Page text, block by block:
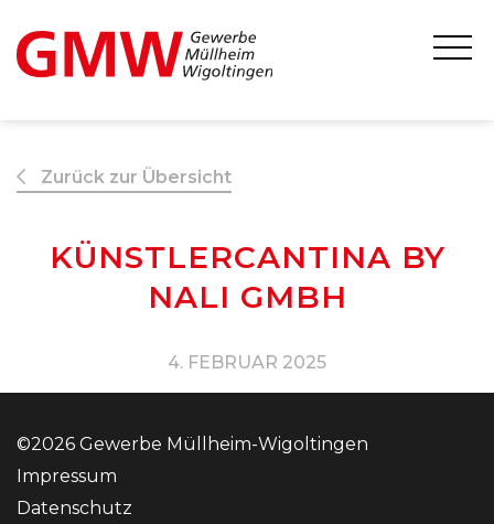
Zurück zur Übersicht
KÜNSTLERCANTINA BY
NALI GMBH
4. FEBRUAR 2025
©2026 Gewerbe Müllheim-Wigoltingen
Impressum
Datenschutz